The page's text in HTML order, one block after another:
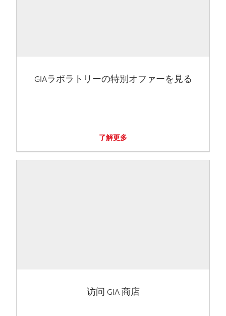
GIAラボラトリーの特別オファーを見る
了解更多
访问 GIA 商店